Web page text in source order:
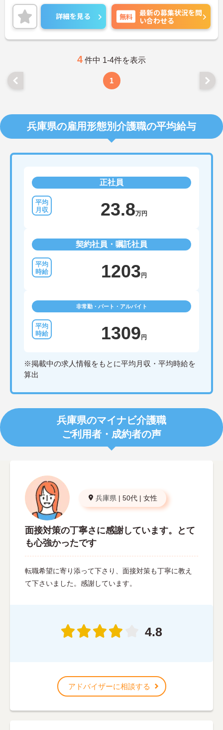
る送迎業務（ハイエース・キャラバン）、その他取
次業務など幅広い業務をお任せします。
週1～2日の勤務から相談可能で、ワード・エクセル
の基本操作ができればOK。介護現場やホテルフロン
ト業務の経験がある方は歓迎します。
詳細をお話いたしますので、お気軽にご相談くださ
詳細を見る 無料
最新の募集状況を問
い合わせる
4 件中 1-4件を表示
1
兵庫県の雇用形態別介護職の平均給与
正社員
23.8万円
契約社員・嘱託社員
1203 円
非常勤・パート・アルバイト
1309 円
※掲載中の求人情報をもとに平均月収・平均時給を
算出
兵庫県のマイナビ介護職
ご利用者・成約者の声
兵庫県 | 50代 | 女性
面接対策の丁寧さに感謝しています。とて
も心強かったです
転職希望に寄り添って下さり、面接対策も丁寧に教え
て下さいました。感謝しています。
4.8
アドバイザーに相談する